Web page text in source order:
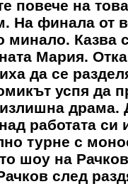
повече на
На финала от
минало. Казва
Мария.
да се
успя да
драма.
работата си
турне с
шоу на
след